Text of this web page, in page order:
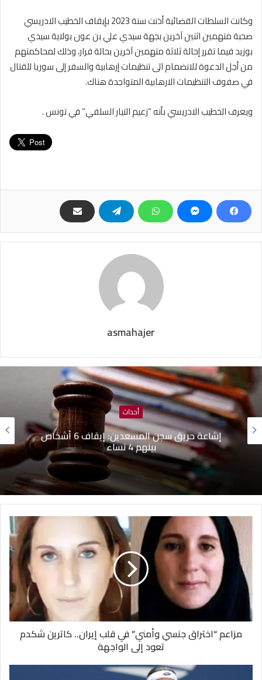
وكانت السلطات القضائية أذنت سنة 2023 بإيقاف الخطيب الادريسي
صحبة متهمين اثنين آخرين بجهة سيدي علي بن عون بولاية سيدي
بوزيد فيما تقرر إحالة ثلاثة متهمين آخرين بحالة فرار، وذلك لمحاكمتهم
من أجل الدعوة للانضمام الى تنظيمات إرهابية والسفر إلى سوريا للقتال
في صفوف التنظيمات الارهابية المتواجدة هناك.
ويعرف الخطيب الادريسي بأنه “زعيم التيار السلفي” في تونس .
asmahajer
أحداث
إشاعة حريق سجن المسعدين: ‬إيقاف 6 أشخاص
بينهم 4 نساء
مزاعم “اختراق جنسي وأمني” في قلب إيران.. كاترين شكدم
تعود إلى الواجهة